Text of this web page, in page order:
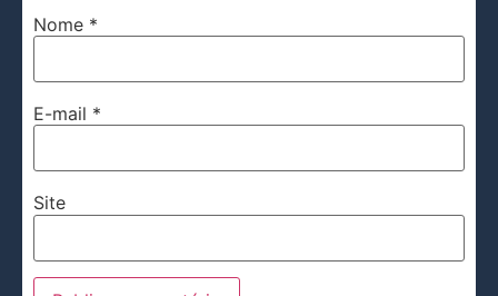
Nome *
E-mail *
Site